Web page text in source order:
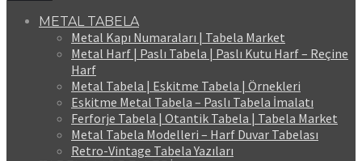
METAL TABELA
Metal Kapı Numaraları | Tabela Market
Metal Harf | Paslı Tabela | Paslı Kutu Harf – Reçine
Harf
Metal Tabela | Eskitme Tabela | Örnekleri
Eskitme Metal Tabela – Paslı Tabela İmalatı
Ferforje Tabela | Otantik Tabela | Tabela Market
Metal Tabela Modelleri – Harf Duvar Tabelası
Retro-Vintage Tabela Yazıları